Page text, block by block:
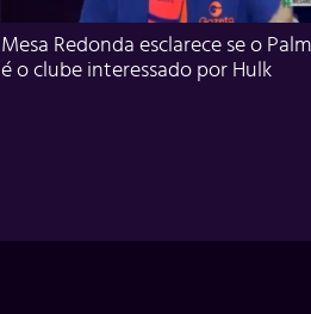
Mesa Redonda esclarece se o
é o clube interessado por Hulk